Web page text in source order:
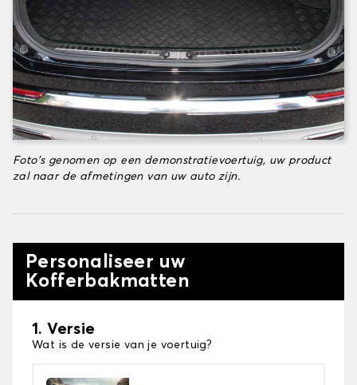
Foto's genomen op een demonstratievoertuig, uw product
zal naar de afmetingen van uw auto zijn.
Personaliseer uw
Kofferbakmatten
1. Versie
Wat is de versie van je voertuig?